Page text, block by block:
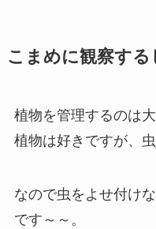
こまめに観察する
植物を管理するのは
植物は好きですが、
なので虫をよせ付け
です～～。